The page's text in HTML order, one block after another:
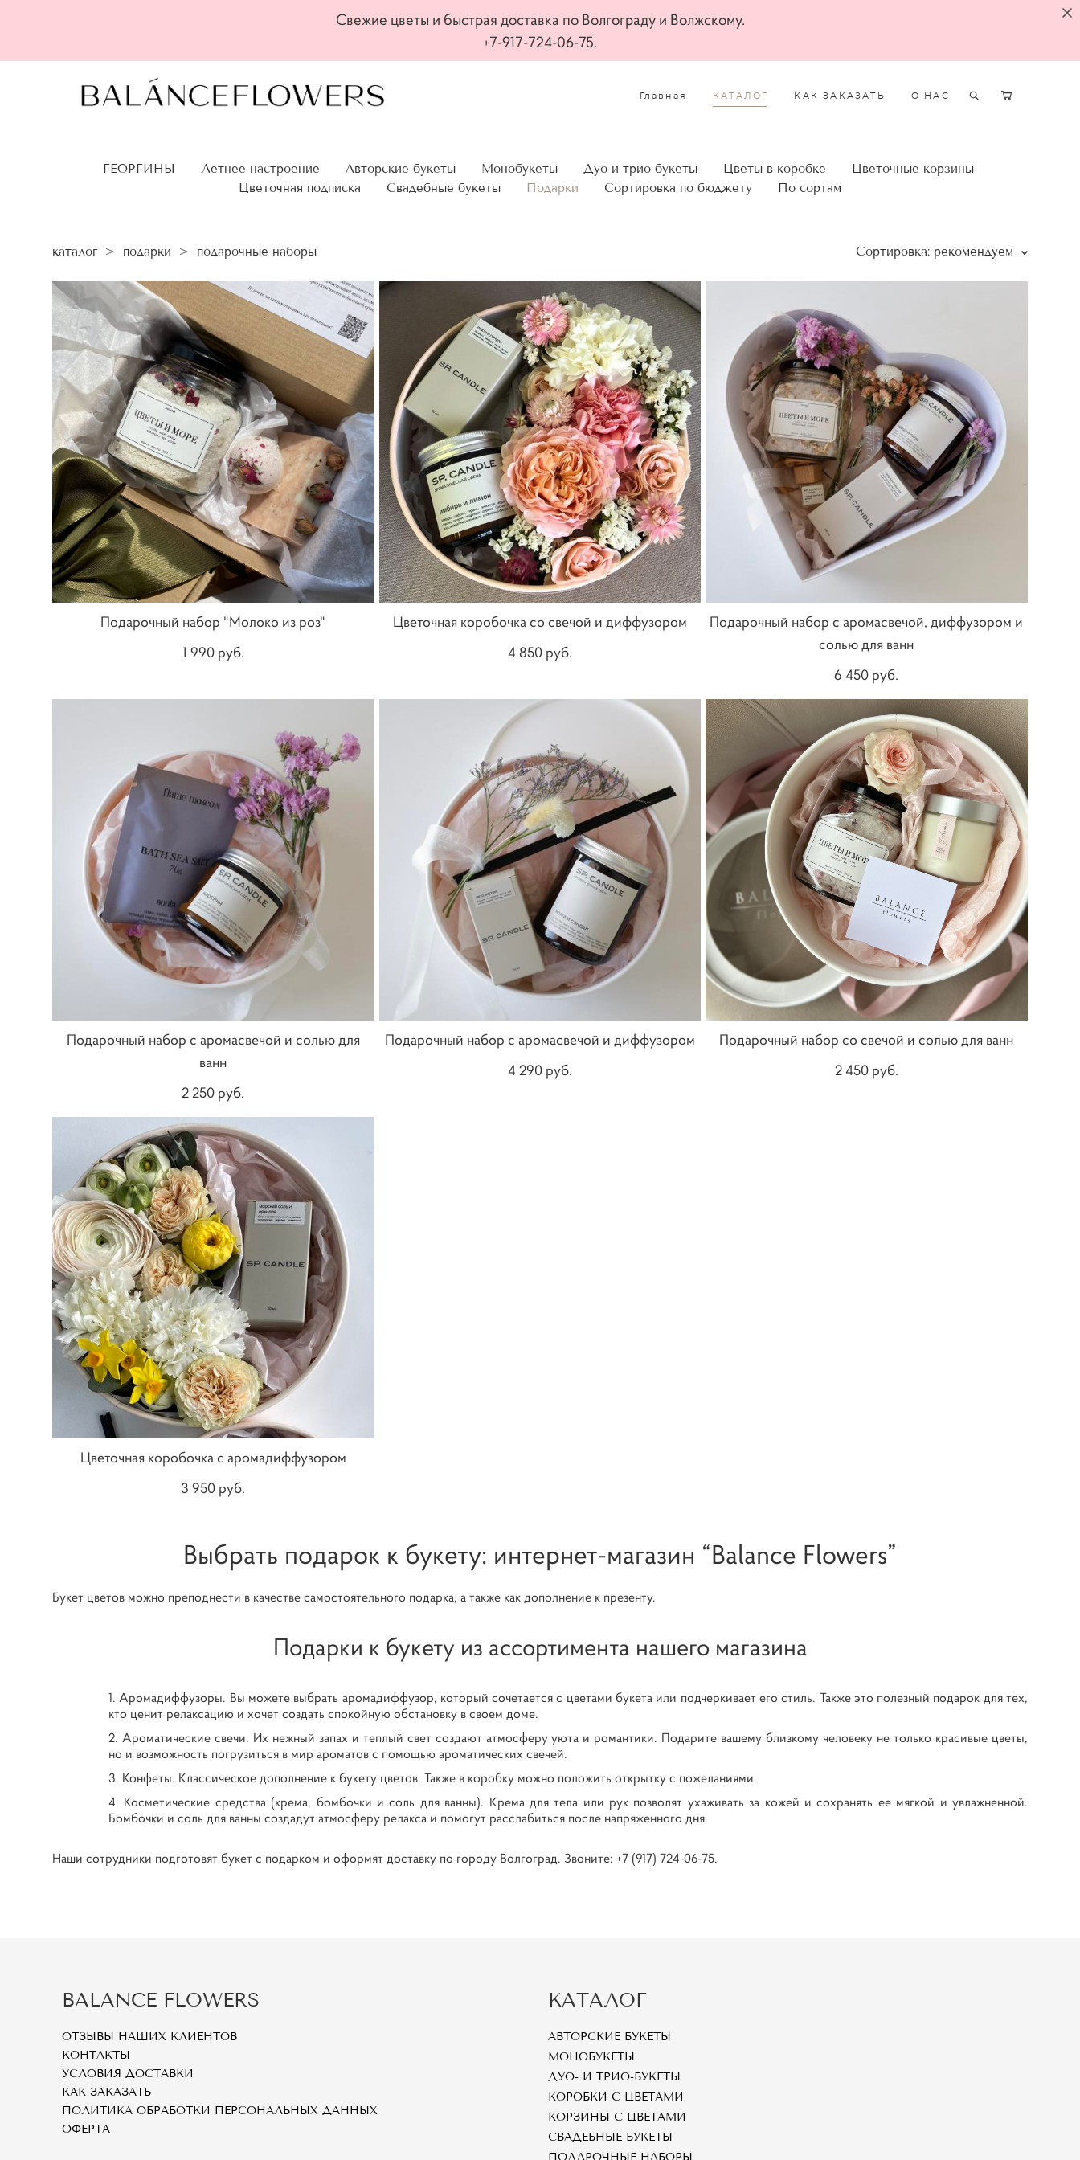
Свежие цветы и быстрая доставка по Волгограду и Волжскому.
+7-917-724-06-75.
Главная КАТАЛОГ КАК ЗАКАЗАТЬ О НАС
ГЕОРГИНЫ Летнее настроение Авторские букеты Монобукеты Дуо и трио букеты Цветы в коробке
Цветочные корзины
Цветочная подписка
Свадебные букеты Подарки Сортировка по бюджету По сортам
каталог > подарки > подарочные наборы Сортировка: рекомендуем
Подарочный набор "Молоко из роз"
1 990 pуб.
Цветочная коробочка со свечой и диффузором
4 850 pуб.
Подарочный набор с аромасвечой, диффузором и
солью для ванн
6 450 pуб.
Подарочный набор с аромасвечой и солью для
ванн
2 250 pуб.
Подарочный набор с аромасвечой и диффузором
4 290 pуб.
Подарочный набор со свечой и солью для ванн
2 450 pуб.
Цветочная коробочка с аромадиффузором
3 950 pуб.
Выбрать подарок к букету: интернет-магазин “Balance Flowers”
Букет цветов можно преподнести в качестве самостоятельного подарка, а также как дополнение к презенту.
Подарки к букету из ассортимента нашего магазина
Аромадиффузоры. Вы можете выбрать аромадиффузор, который сочетается с цветами букета или подчеркивает его стиль. Также это полезный подарок для тех,
кто ценит релаксацию и хочет создать спокойную обстановку в своем доме.
Ароматические свечи. Их нежный запах и теплый свет создают атмосферу уюта и романтики. Подарите вашему близкому человеку не только красивые цветы,
но и возможность погрузиться в мир ароматов с помощью ароматических свечей.
Конфеты. Классическое дополнение к букету цветов. Также в коробку можно положить открытку с пожеланиями.
Косметические средства (крема, бомбочки и соль для ванны). Крема для тела или рук позволят ухаживать за кожей и сохранять ее мягкой и увлажненной.
Бомбочки и соль для ванны создадут атмосферу релакса и помогут расслабиться после напряженного дня.
Наши сотрудники подготовят букет с подарком и оформят доставку по городу Волгоград. Звоните: +7 (917) 724-06-75.
BALANCE FLOWERS
ОТЗЫВЫ НАШИХ КЛИЕНТОВ
КОНТАКТЫ
УСЛОВИЯ ДОСТАВКИ
КАК ЗАКАЗАТЬ
ПОЛИТИКА ОБРАБОТКИ ПЕРСОНАЛЬНЫХ ДАННЫХ
ОФЕРТА
КАТАЛОГ
АВТОРСКИЕ БУКЕТЫ
МОНОБУКЕТЫ
ДУО- И ТРИО-БУКЕТЫ
КОРОБКИ С ЦВЕТАМИ
КОРЗИНЫ С ЦВЕТАМИ
СВАДЕБНЫЕ БУКЕТЫ